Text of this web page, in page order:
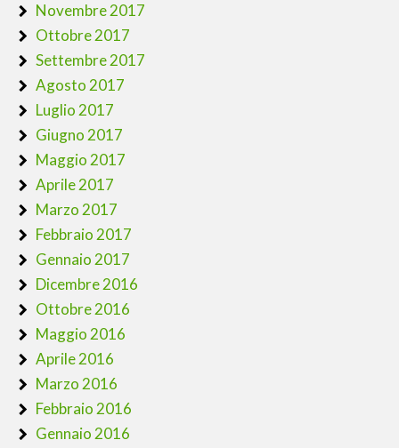
Novembre 2017
Ottobre 2017
Settembre 2017
Agosto 2017
Luglio 2017
Giugno 2017
Maggio 2017
Aprile 2017
Marzo 2017
Febbraio 2017
Gennaio 2017
Dicembre 2016
Ottobre 2016
Maggio 2016
Aprile 2016
Marzo 2016
Febbraio 2016
Gennaio 2016